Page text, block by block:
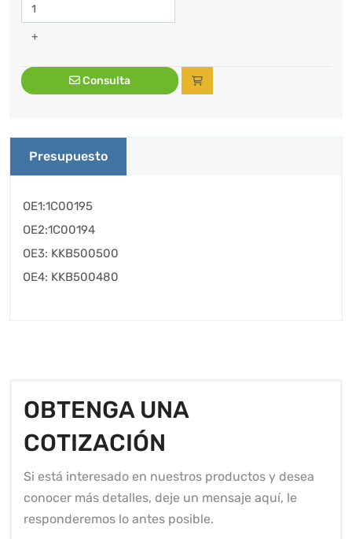
+
Consulta
Presupuesto
OE1:1C00195
OE2:1C00194
OE3: KKB500500
OE4: KKB500480
OBTENGA UNA
COTIZACIÓN
Si está interesado en nuestros productos y desea
conocer más detalles, deje un mensaje aquí, le
responderemos lo antes posible.